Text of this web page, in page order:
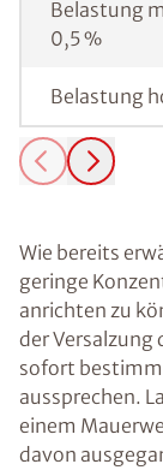
Belastung
0,5 %
Belastung
Wie bereits
geringe
anrichten zu
der Versalzung
sofort
aussprechen.
einem
davon